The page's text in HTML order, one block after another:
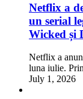
Netflix a
un serial
Wicked și
Netflix a
luna iulie.
July 1, 2026